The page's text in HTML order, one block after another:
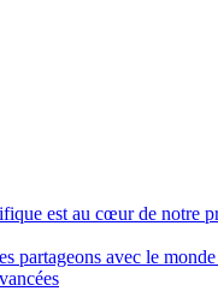
est au cœur de notre
avec le